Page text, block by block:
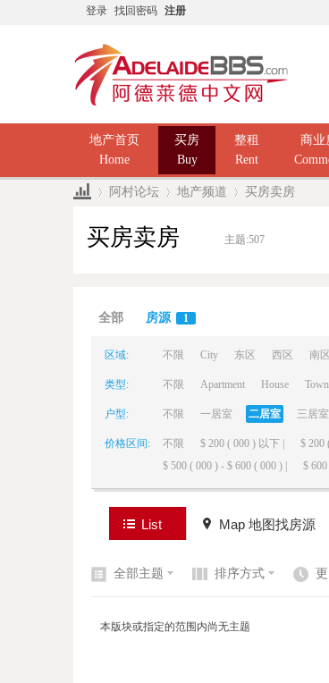
登录 找回密码 注册
地产首页
Home
买房
Buy
整租
Rent
商业
阿村论坛 地产频道 买房卖房
买房卖房 主题:507
全部 房源 1
区域: 不限 City 东区 西区 南区
类型: 不限 Apartment House
户型: 不限 一居室 二居室 三居室
价格区间: 不限 $ 200 ( 000 ) 以下 | $ 200
$ 500 ( 000 ) - $ 600 ( 000 ) |
$ 600
List Map 地图找房源
全部主题 排序方式
本版块或指定的范围内尚无主题